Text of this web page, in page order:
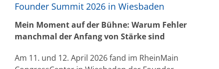
Founder Summit 2026 in Wiesbaden
Mein Moment auf der Bühne: Warum Fehler
manchmal der Anfang von Stärke sind
Am 11. und 12. April 2026 fand im RheinMain